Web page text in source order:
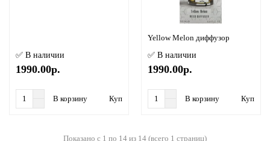
✅ В наличии
1990.00р.
В корзину Купить в 1 клик
Yellow Melon диффузор
✅ В наличии
1990.00р.
В корзину Купить
Показано с 1 по 14 из 14 (всего 1 страниц)